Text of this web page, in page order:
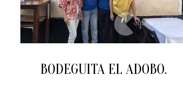
BODEGUITA EL ADOBO.